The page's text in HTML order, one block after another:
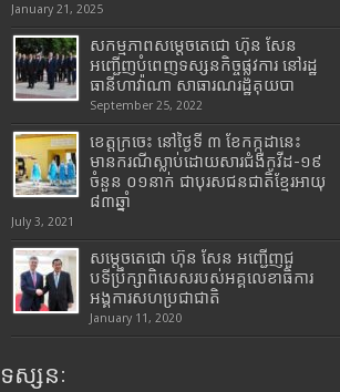
January 21, 2025
សកម្មភាពសម្តេចតេជោ ហ៊ុន សែន
អញ្ជើញបំពេញទស្សនកិច្ចផ្លូវការ នៅរដ្ឋ
ធានីហាវ៉ាណា សាធារណរដ្ឋគុយបា
September 25, 2022
ខេត្តក្រចេះ នៅថ្ងៃទី ៣ ខែកក្កដានេះ
មានករណីស្លាប់ដោយសារជំងឺកូវីដ-១៩
ចំនួន ០១នាក់ ជាបុរសជនជាតិខ្មែរអាយុ
៨៣ឆ្នាំ
July 3, 2021
សម្តេចតេជោ ហ៊ុន សែន អញ្ជើញជួ
បទីប្រឹក្សាពិសេសរបស់អគ្គលេខាធិការ
អង្គការសហប្រជាជាតិ
January 11, 2020
ទស្សនៈ